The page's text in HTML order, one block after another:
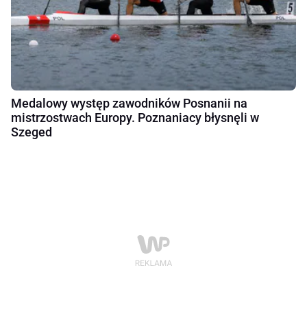
Medalowy występ zawodników Posnanii na
mistrzostwach Europy. Poznaniacy błysnęli w
Szeged